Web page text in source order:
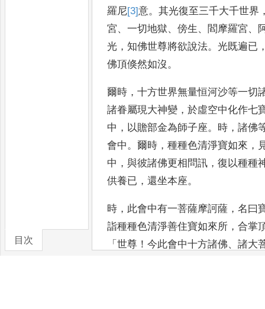
目次
羅尼[3]意。其光復至三千大千世界
宮、一切地獄、傍生 、 閻摩羅宮、
光 ，知佛世尊將欲說法。光既遍已
佛頂倏然如沒 。
爾時 ，十方世界無量恒河沙等一切
諸眷屬現大神變 ，於虛空中化作七
中 ， 以贍部金為師子座。 時 ，諸佛
會中 。爾時 ，種種色清淨寶如來 ，
中 ，與彼諸佛更相問訊 ，復以種種
供養已 ，還坐本座。
時 ， 此會中有一菩薩摩訶薩 ，名曰
詣種種色清淨善住寶如來所 ，合掌
「世尊 ！今此會中十方諸佛、諸大